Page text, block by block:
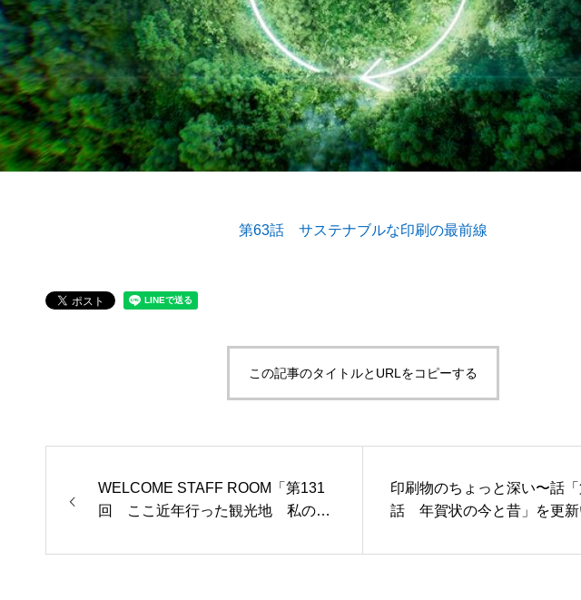
第145回 再熱した「推し活」
2026.06.15
第144回 サブスクの入会・退会
2026.04.15
第53回青年経営者全国交流会 in 香川で
2023.05.25
第63話 サステナブルな印刷の最前線
この記事のタイトルとURLをコピーする
WELCOME STAFF ROOM「第131
回 ここ近年行った観光地 私の癒
ました。
印刷物のちょっと深い〜話
話 年賀状の今と昔」を更新